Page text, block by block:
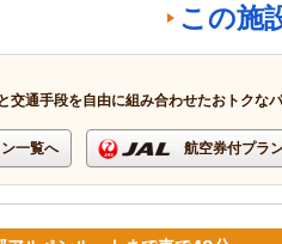
この施
交通手段を自由に組み合わせたおトクな
一覧へ 航空券付プラ